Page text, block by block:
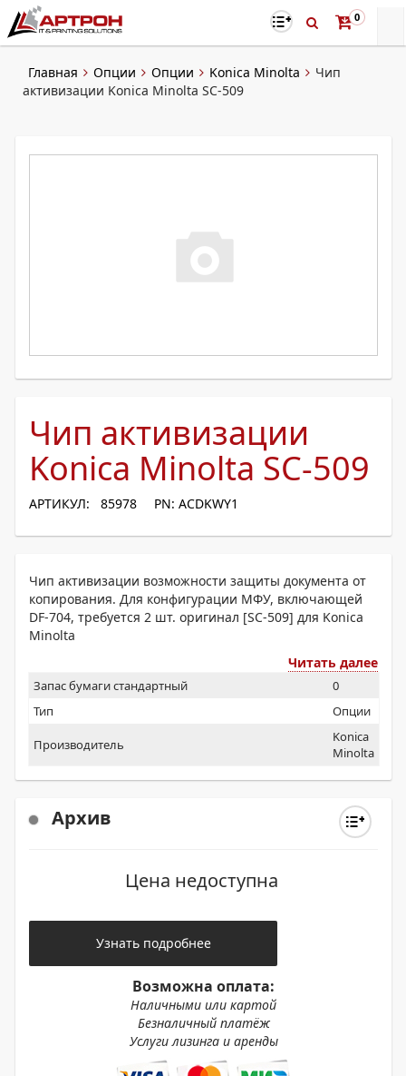
0
Главная Опции Опции Konica Minolta
Чип
активизации Konica Minolta SC-509
Чип активизации
Konica Minolta SC-509
АРТИКУЛ: 85978 PN: ACDKWY1
Чип активизации возможности защиты документа от
копирования. Для конфигурации МФУ, включающей
DF-704, требуется 2 шт. оригинал [SC-509] для Konica
Minolta
Читать далее
Запас бумаги стандартный
0
Тип
Опции
Производитель
Konica
Minolta
Архив
Цена недоступна
Узнать подробнее
Возможна оплата:
Наличными или картой
Безналичный платёж
Услуги лизинга и аренды